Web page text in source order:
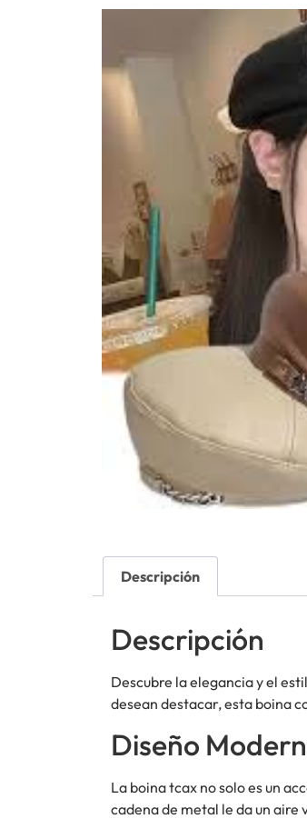
Descripción
Descripción
Descubre la elegancia y el
desean destacar, esta boina
Diseño
La boina tcax no solo es un
cadena de metal le da un aire